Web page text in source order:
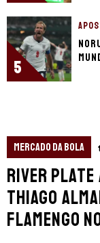
5
MERCADO DA BOLA
River
Thiago
Flamengo